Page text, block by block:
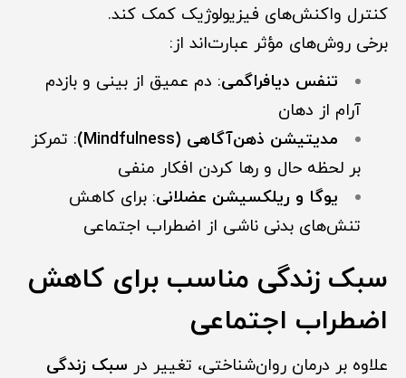
کنترل واکنش‌های فیزیولوژیک کمک کند.
برخی روش‌های مؤثر عبارت‌اند از:
تنفس دیافراگمی: دم عمیق از بینی و بازدم
آرام از دهان
مدیتیشن ذهن‌آگاهی (Mindfulness)
: تمرکز
بر لحظه حال و رها کردن افکار منفی
یوگا و ریلکسیشن عضلانی: برای کاهش
تنش‌های بدنی ناشی از اضطراب اجتماعی
سبک زندگی مناسب برای کاهش
اضطراب اجتماعی
علاوه بر درمان روان‌شناختی، تغییر در سبک زندگی